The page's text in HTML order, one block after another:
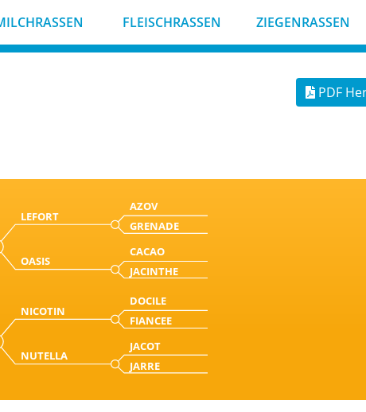
FLEISCHRASSEN ZIEGENRASSEN
PDF
LEFORT
AZOV
GRENADE
OASIS
CACAO
JACINTHE
NICOTIN
DOCILE
FIANCEE
NUTELLA
JACOT
JARRE